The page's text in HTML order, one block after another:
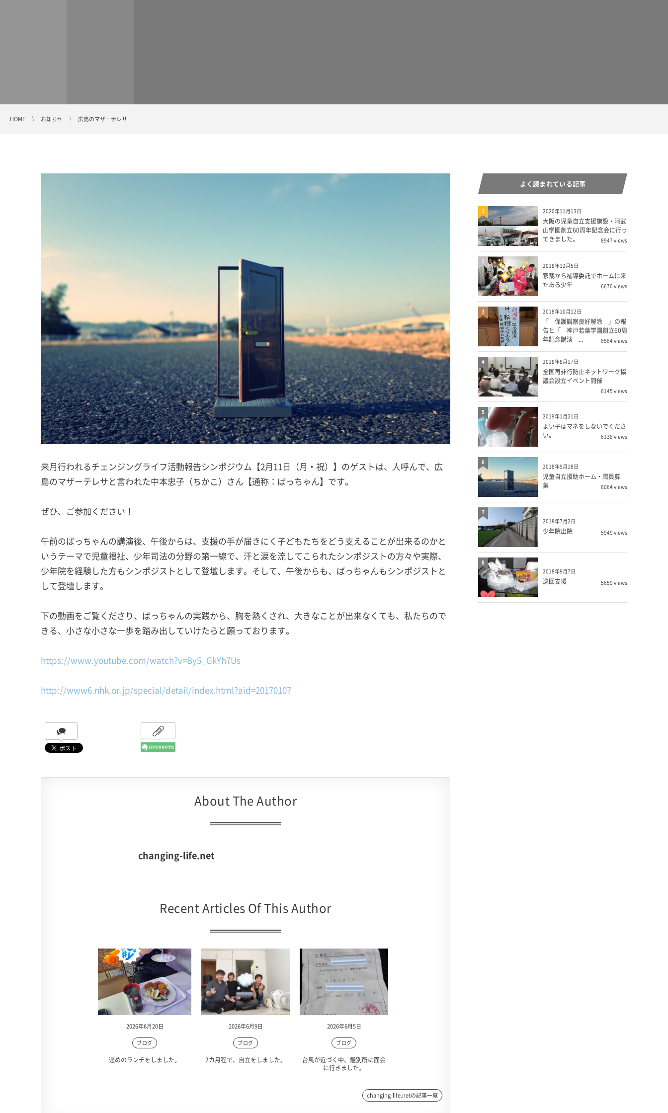
HOME お知らせ 広島のマザーテレサ
来月行われるチェンジングライフ活動報告シンポジウム【2月11日（月・祝）】のゲストは、人呼んで、広
島のマザーテレサと言われた中本忠子（ちかこ）さん【通称：ばっちゃん】です。
ぜひ、ご参加ください！
午前のばっちゃんの講演後、午後からは、支援の手が届きにく子どもたちをどう支えることが出来るのかと
いうテーマで児童福祉、少年司法の分野の第一線で、汗と涙を流してこられたシンポジストの方々や実際、
少年院を経験した方もシンポジストとして登壇します。そして、午後からも、ばっちゃんもシンポジストと
して登壇します。
下の動画をご覧くださり、ばっちゃんの実践から、胸を熱くされ、大きなことが出来なくても、私たちので
きる、小さな小さな一歩を踏み出していけたらと願っております。
https://www.youtube.com/watch?v=By5_GkYh7Us
http://www6.nhk.or.jp/special/detail/index.html?aid=20170107
About The Author
changing-life.net
Recent Articles Of This Author
2026年6月20日
ブログ
遅めのランチをしました。
2026年6月9日
ブログ
2カ月程で、自立をしました。
2026年6月5日
ブログ
台風が近づく中、鑑別所に面会
に行きました。
changing-life.netの記事一覧
よく読まれている記事
2020年11月13日
大阪の児童自立支援施設・阿武
山学園創立60周年記念会に行っ
てきました。
8947 views
1
2018年12月5日
家裁から補導委託でホームに来
たある少年
6670 views
2
2018年10月12日
「 保護観察良好解除 」の報
告と「 神戸若葉学園創立60周
年記念講演 ...
6564 views
3
2018年8月17日
全国再非行防止ネットワーク協
議会設立イベント開催
6145 views
4
2019年1月21日
よい子はマネをしないでくださ
い。
6138 views
5
2018年9月18日
児童自立援助ホーム・職員募
集
6064 views
6
2018年7月2日
少年院出院 5949 views
7
2018年9月7日
巡回支援 5659 views
8